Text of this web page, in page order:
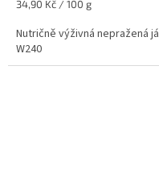
Měrná
34,90 Kč / 100 g
Nutričně výživná nepražená
W240